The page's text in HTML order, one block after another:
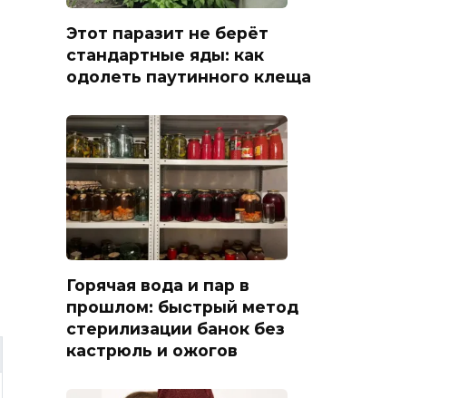
Этот паразит не берёт
стандартные яды: как
одолеть паутинного клеща
Горячая вода и пар в
прошлом: быстрый метод
стерилизации банок без
кастрюль и ожогов